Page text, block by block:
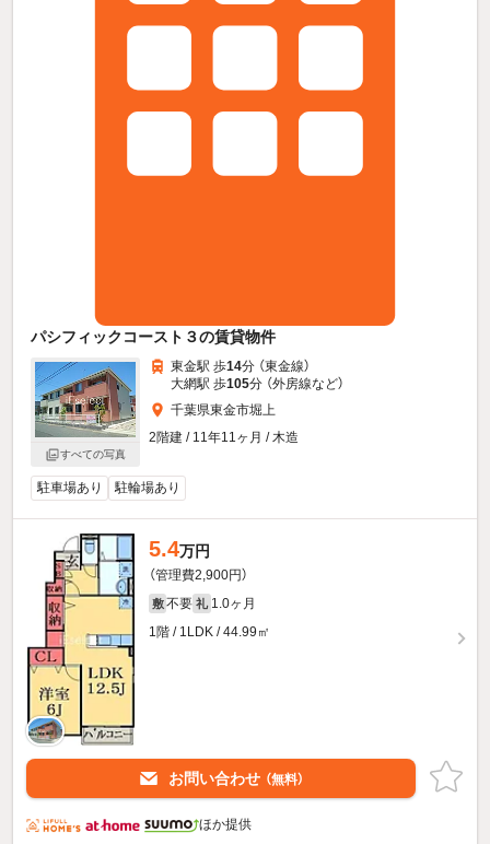
パシフィックコースト３の賃貸物件
すべての写真
東金駅 歩14分 （東金線）
大網駅 歩105分 （外房線など）
千葉県東金市堀上
2階建 / 11年11ヶ月 / 木造
駐車場あり 駐輪場あり
5.4万円
（管理費2,900円）
敷 不要 礼 1.0ヶ月
1階 / 1LDK / 44.99㎡
お問い合わせ （無料）
ほか提供